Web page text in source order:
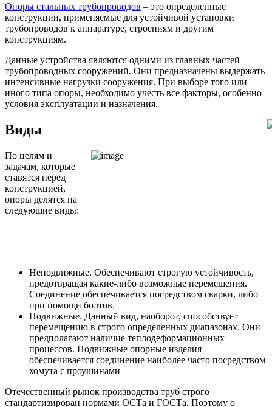
Опоры стальных трубопроводов – это определенные
конструкции, применяемые для устойчивой установки
трубопроводов к аппаратуре, строениям и другим
конструкциям.
Данные устройства являются одними из главных частей
трубопроводных сооружений. Они предназначены выдержать
интенсивные нагрузки сооружения. При выборе того или
иного типа опоры, необходимо учесть все факторы, особенно
условия эксплуатации и назначения.
Виды
По целям и
задачам, которые
ставятся перед
конструкцией,
опоры делятся на
следующие виды:
Неподвижные. Обеспечивают строгую устойчивость,
предотвращая какие-либо возможные перемещения.
Соединение обеспечивается посредством сварки, либо
при помощи болтов.
Подвижные. Данный вид, наоборот, способствует
перемещению в строго определенных диапазонах. Они
предполагают наличие теплодеформационных
процессов. Подвижные опорные изделия
обеспечивается соединение наиболее часто посредством
хомута с проушинами
Отечественный рынок производства труб строго
стандартизирован нормами ОСТа и ГОСТа. Поэтому о